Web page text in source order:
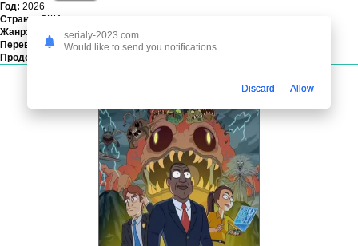
Год: 2026
Страна:
США
Жанр:
мультфильм, фантастика, комедия, приключения
Перевод:Профессиональный многоголосый [RuDub]
Продолжительность:
serialy-2023.com
Would like to send you notifications
Discard Allow